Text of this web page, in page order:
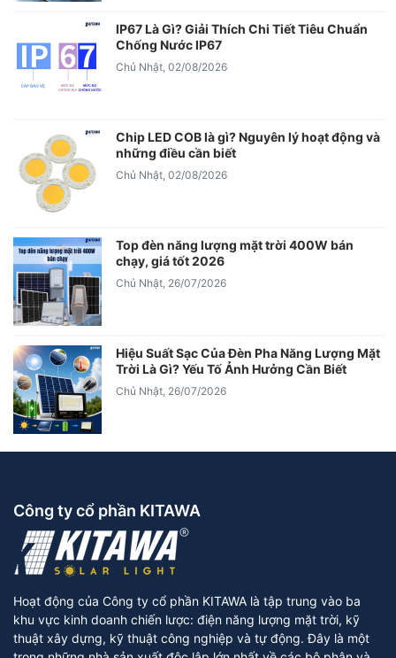
IP67 Là Gì? Giải Thích Chi Tiết Tiêu Chuẩn
Chống Nước IP67
Chủ Nhật, 02/08/2026
Chip LED COB là gì? Nguyên lý hoạt động và
những điều cần biết
Chủ Nhật, 02/08/2026
Top đèn năng lượng mặt trời 400W bán
chạy, giá tốt 2026
Chủ Nhật, 26/07/2026
Hiệu Suất Sạc Của Đèn Pha Năng Lượng Mặt
Trời Là Gì? Yếu Tố Ảnh Hưởng Cần Biết
Chủ Nhật, 26/07/2026
Công ty cổ phần KITAWA
Hoạt động của Công ty cổ phần KITAWA là tập trung vào ba
khu vực kinh doanh chiến lược: điện năng lượng mặt trời, kỹ
thuật xây dựng, kỹ thuật công nghiệp và tự động. Đây là một